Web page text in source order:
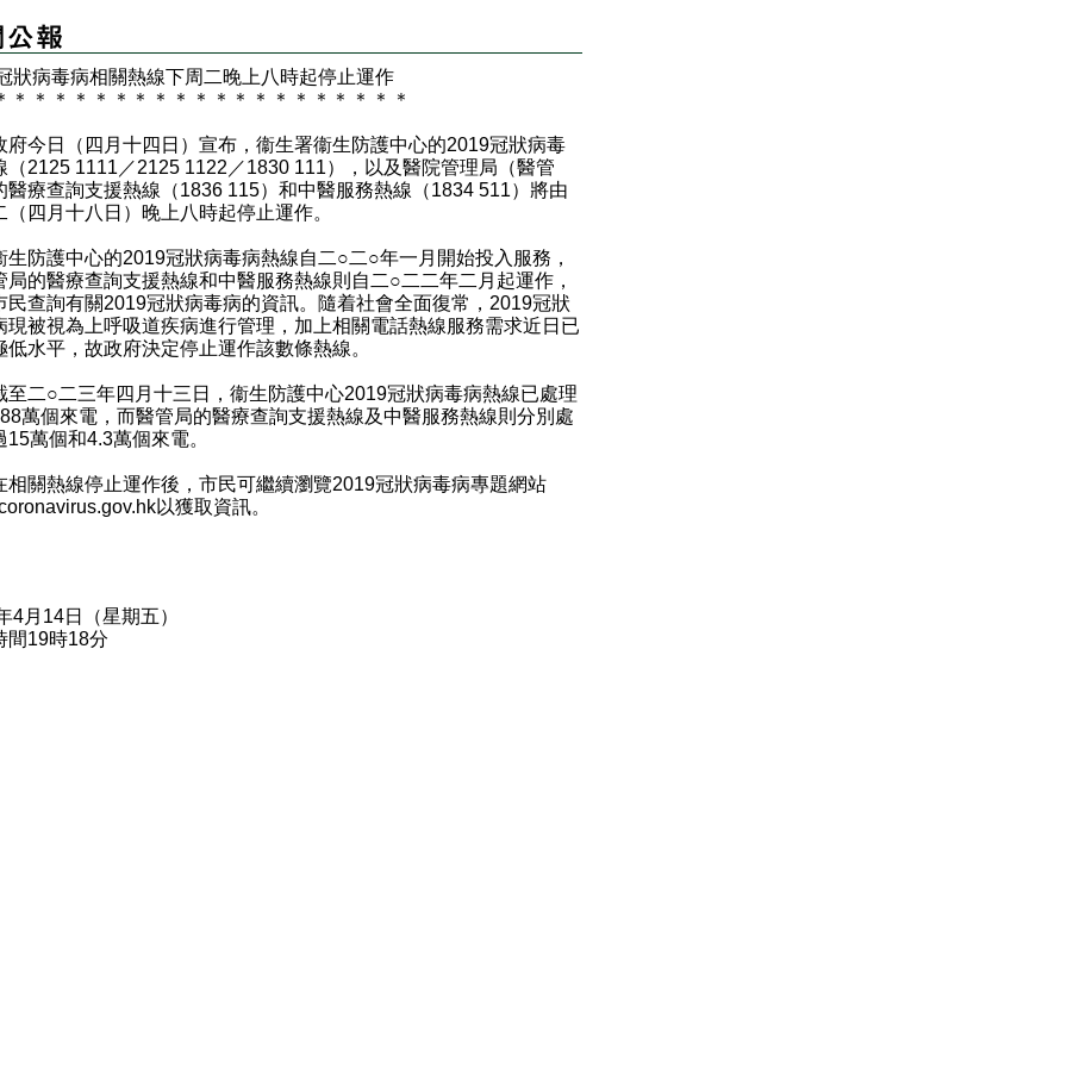
狀病毒病相關熱線下周二晚上八時起停止運作
＊ ＊ ＊ ＊ ＊ ＊ ＊ ＊ ＊ ＊ ＊ ＊ ＊ ＊ ＊ ＊ ＊ ＊ ＊ ＊
日（四月十四日）宣布，衞生署衞生防護中心的2019冠狀病毒
（2125 1111／2125 1122／1830 111），以及醫院管理局（醫管
醫療查詢支援熱線（1836 115）和中醫服務熱線（1834 511）將由
（四月十八日）晚上八時起停止運作。
護中心的2019冠狀病毒病熱線自二○二○年一月開始投入服務，
局的醫療查詢支援熱線和中醫服務熱線則自二○二二年二月起運作，
民查詢有關2019冠狀病毒病的資訊。隨着社會全面復常，2019冠狀
現被視為上呼吸道疾病進行管理，加上相關電話熱線服務需求近日已
低水平，故政府決定停止運作該數條熱線。
○二三年四月十三日，衞生防護中心2019冠狀病毒病熱線已處理
萬個來電，而醫管局的醫療查詢支援熱線及中醫服務熱線則分別處
15萬個和4.3萬個來電。
熱線停止運作後，市民可繼續瀏覽2019冠狀病毒病專題網站
以獲取資訊。
4月14日（星期五）
間19時18分